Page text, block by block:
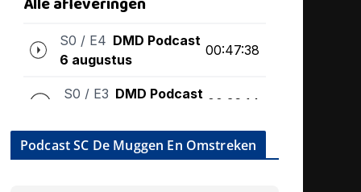
Podcast SC De Muggen En Omstreken